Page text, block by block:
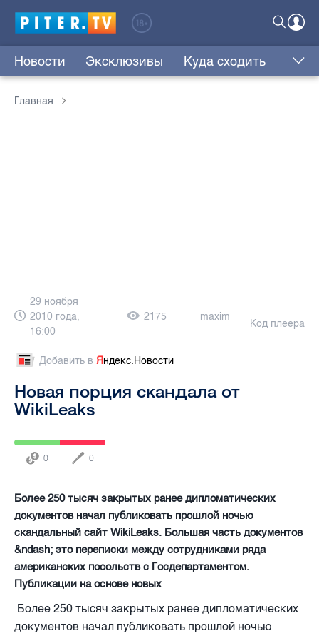
Новости Эксклюзивы Куда сходить
Главная
29 ноября
2010 года,
16:00
2175 maxim
Код плеера
Добавить в Яндекс.Новости
Новая порция скандала от
WikiLeaks
0 0
Более 250 тысяч закрытых ранее дипломатических
документов начал публиковать прошлой ночью
скандальный сайт WikiLeaks. Большая часть документов
&ndash; это переписки между сотрудниками ряда
американских посольств с Госдепартаментом.
Публикации на основе новых
Более 250 тысяч закрытых ранее дипломатических
документов начал публиковать прошлой ночью